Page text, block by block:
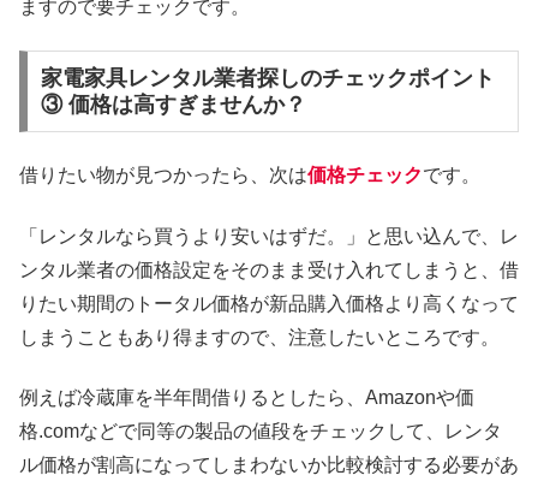
ますので要チェックです。
家電家具レンタル業者探しのチェックポイント
③ 価格は高すぎませんか？
借りたい物が見つかったら、次は価格チェックです。
「レンタルなら買うより安いはずだ。」と思い込んで、レ
ンタル業者の価格設定をそのまま受け入れてしまうと、借
りたい期間のトータル価格が新品購入価格より高くなって
しまうこともあり得ますので、注意したいところです。
例えば冷蔵庫を半年間借りるとしたら、Amazonや価
格.comなどで同等の製品の値段をチェックして、レンタ
ル価格が割高になってしまわないか比較検討する必要があ